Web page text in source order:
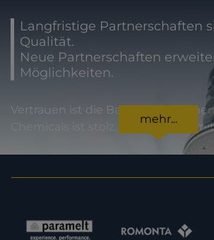
Langfristige Partnerschaften
Qualität.
Neue Partnerschaften
Möglichkeiten.
Vertrauen ist die Basis jeder
Chemicals ist stolz, international
zusammenzuarbeiten, die für
unsere Kunden bedeutet dies
termingerechten Lieferung. Im
mehr...